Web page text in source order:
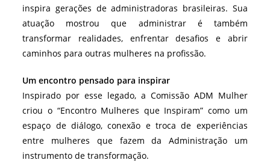
inspira gerações de administradoras brasileiras. Sua
atuação mostrou que administrar é também
transformar realidades, enfrentar desafios e abrir
caminhos para outras mulheres na profissão.
Um encontro pensado para inspirar
Inspirado por esse legado, a Comissão ADM Mulher
criou o “Encontro Mulheres que Inspiram” como um
espaço de diálogo, conexão e troca de experiências
entre mulheres que fazem da Administração um
instrumento de transformação.